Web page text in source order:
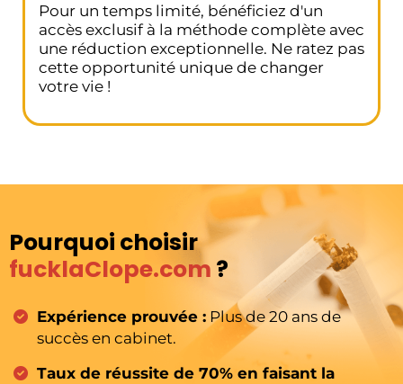
Pour un temps limité, bénéficiez d'un
accès exclusif à la méthode complète avec
une réduction exceptionnelle. Ne ratez pas
cette opportunité unique de changer
votre vie !
Pourquoi choisir
fucklaClope.com ?
Expérience prouvée : Plus de 20 ans de
succès en cabinet.
Taux de réussite de 70% en faisant la